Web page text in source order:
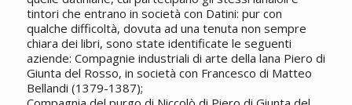
tintori che entrano in società con Datini: pur con
qualche difficoltà, dovuta ad una tenuta non sempre
chiara dei libri, sono state identificate le seguenti
aziende: Compagnie industriali di arte della lana Piero di
Giunta del Rosso, in società con Francesco di Matteo
Bellandi (1379-1387);